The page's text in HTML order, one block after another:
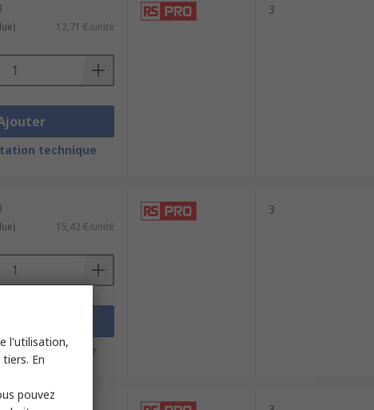
12,71 €/unité
technique
3
15,42 €/unité
technique
3
l'utilisation,
En
pouvez